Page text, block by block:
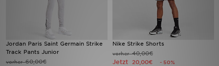
Jordan Paris Saint Germain Strike
Track Pants Junior
vorher60,00€
Nike Strike Shorts
vorher40,00€
Jetzt 20,00€ - 50%
Hilfe & Kontakt
Geschenkgutschein
Studenten